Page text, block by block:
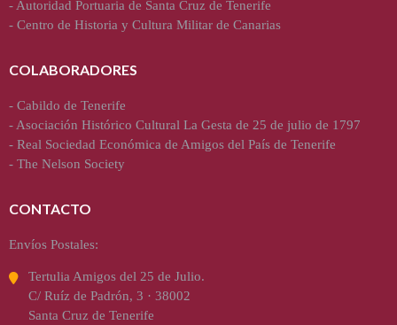
- Autoridad Portuaria de Santa Cruz de Tenerife
- Centro de Historia y Cultura Militar de Canarias
COLABORADORES
- Cabildo de Tenerife
- Asociación Histórico Cultural La Gesta de 25 de julio de 1797
- Real Sociedad Económica de Amigos del País de Tenerife
- The Nelson Society
CONTACTO
Envíos Postales:
Tertulia Amigos del 25 de Julio.
C/ Ruíz de Padrón, 3 · 38002
Santa Cruz de Tenerife